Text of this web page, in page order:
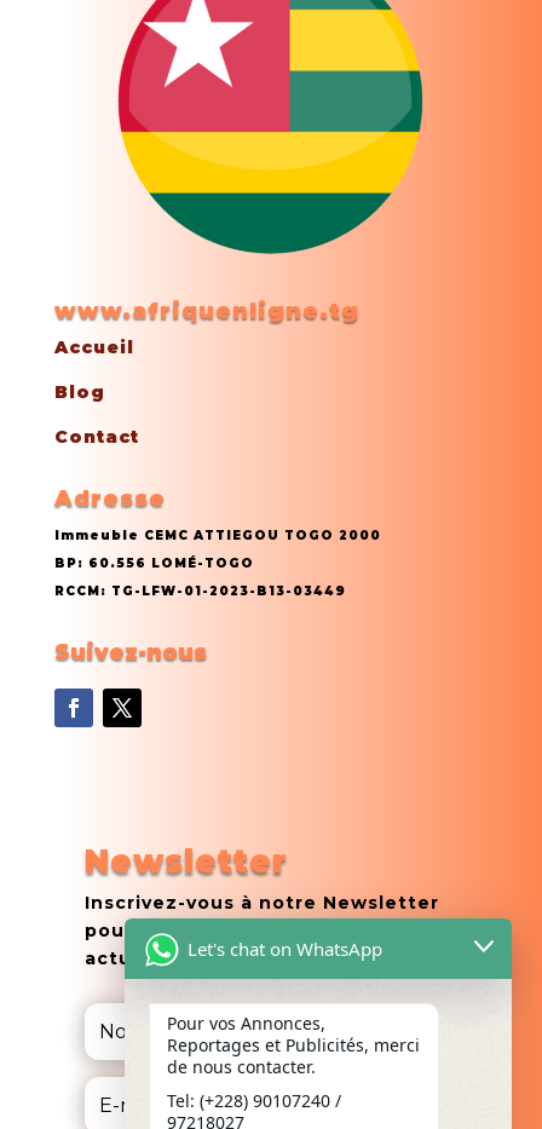
www.afriquenligne.tg
Accueil
Blog
Contact
Adresse
Immeuble CEMC ATTIEGOU TOGO 2000
BP: 60.556 LOMÉ-TOGO
RCCM: TG-LFW-01-2023-B13-03449
Suivez-nous
Newsletter
Inscrivez-vous à notre Newsletter
pour ne manquer aucune de nos
actualitésLet's chat on WhatsApp
Pour vos Annonces,
Reportages et Publicités, merci
de nous contacter.
Tel: (+228) 90107240 /
97218027